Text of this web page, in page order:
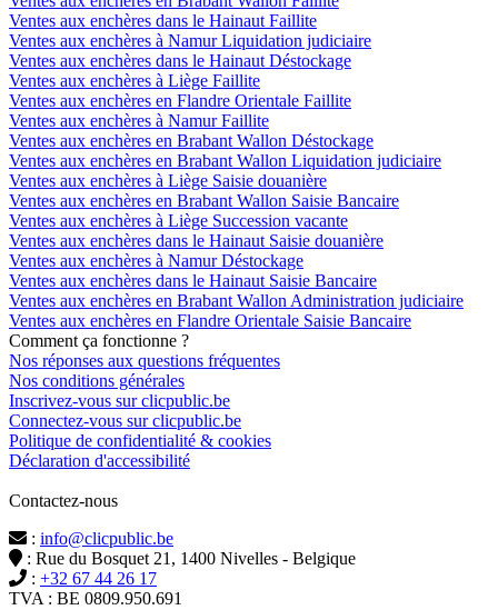
Ventes aux enchères dans le Hainaut Faillite
Ventes aux enchères à Namur Liquidation judiciaire
Ventes aux enchères dans le Hainaut Déstockage
Ventes aux enchères à Liège Faillite
Ventes aux enchères en Flandre Orientale Faillite
Ventes aux enchères à Namur Faillite
Ventes aux enchères en Brabant Wallon Déstockage
Ventes aux enchères en Brabant Wallon Liquidation judiciaire
Ventes aux enchères à Liège Saisie douanière
Ventes aux enchères en Brabant Wallon Saisie Bancaire
Ventes aux enchères à Liège Succession vacante
Ventes aux enchères dans le Hainaut Saisie douanière
Ventes aux enchères à Namur Déstockage
Ventes aux enchères dans le Hainaut Saisie Bancaire
Ventes aux enchères en Brabant Wallon Administration judiciaire
Ventes aux enchères en Flandre Orientale Saisie Bancaire
Comment ça fonctionne ?
Nos réponses aux questions fréquentes
Nos conditions générales
Inscrivez-vous sur clicpublic.be
Connectez-vous sur clicpublic.be
Politique de confidentialité & cookies
Déclaration d'accessibilité
Contactez-nous
: info@clicpublic.be
: Rue du Bosquet 21, 1400 Nivelles - Belgique
: +32 67 44 26 17
TVA : BE 0809.950.691